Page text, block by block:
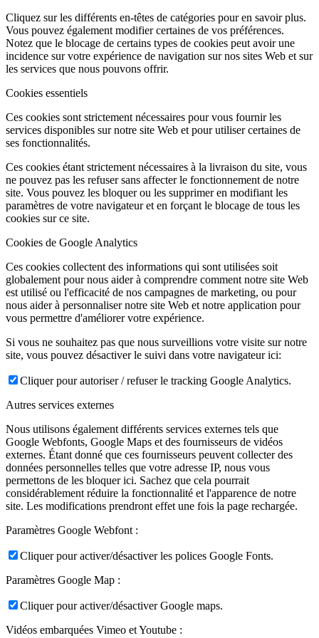
Cliquez sur les différents en-têtes de catégories pour en savoir plus.
Vous pouvez également modifier certaines de vos préférences.
Notez que le blocage de certains types de cookies peut avoir une
incidence sur votre expérience de navigation sur nos sites Web et sur
les services que nous pouvons offrir.
Cookies essentiels
Ces cookies sont strictement nécessaires pour vous fournir les
services disponibles sur notre site Web et pour utiliser certaines de
ses fonctionnalités.
Ces cookies étant strictement nécessaires à la livraison du site, vous
ne pouvez pas les refuser sans affecter le fonctionnement de notre
site. Vous pouvez les bloquer ou les supprimer en modifiant les
paramètres de votre navigateur et en forçant le blocage de tous les
cookies sur ce site.
Cookies de Google Analytics
Ces cookies collectent des informations qui sont utilisées soit
globalement pour nous aider à comprendre comment notre site Web
est utilisé ou l'efficacité de nos campagnes de marketing, ou pour
nous aider à personnaliser notre site Web et notre application pour
vous permettre d'améliorer votre expérience.
Si vous ne souhaitez pas que nous surveillions votre visite sur notre
site, vous pouvez désactiver le suivi dans votre navigateur ici:
Cliquer pour autoriser / refuser le tracking Google Analytics.
Autres services externes
Nous utilisons également différents services externes tels que
Google Webfonts, Google Maps et des fournisseurs de vidéos
externes. Étant donné que ces fournisseurs peuvent collecter des
données personnelles telles que votre adresse IP, nous vous
permettons de les bloquer ici. Sachez que cela pourrait
considérablement réduire la fonctionnalité et l'apparence de notre
site. Les modifications prendront effet une fois la page rechargée.
Paramètres Google Webfont :
Cliquer pour activer/désactiver les polices Google Fonts.
Paramètres Google Map :
Cliquer pour activer/désactiver Google maps.
Vidéos embarquées Vimeo et Youtube :